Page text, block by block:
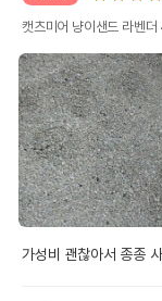
캣츠미어 냥이샌드 라벤
가성비 괜찮아서 종종